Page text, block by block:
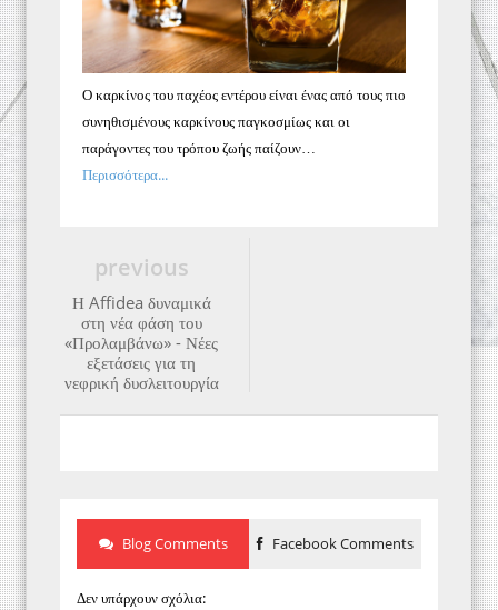
Ο καρκίνος του παχέος εντέρου είναι ένας από τους πιο
συνηθισμένους καρκίνους παγκοσμίως και οι
παράγοντες του τρόπου ζωής παίζουν…
Περισσότερα...
previous
Η Affidea δυναμικά
στη νέα φάση του
«Προλαμβάνω» - Νέες
εξετάσεις για τη
νεφρική δυσλειτουργία
Blog Comments Facebook Comments
Δεν υπάρχουν σχόλια: